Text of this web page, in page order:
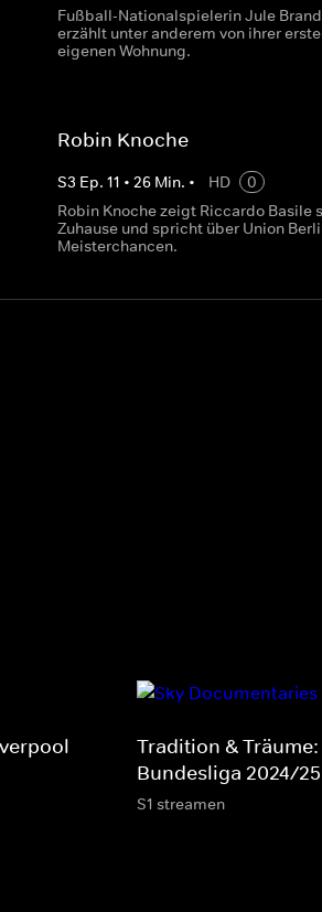
Fußball-Nationalspielerin Jule Brand
erzählt unter anderem von ihrer
eigenen Wohnung.
Robin Knoche
S3 Ep. 11 • 26Min. • HD
0
Robin Knoche zeigt Riccardo Basile
Zuhause und spricht über Union
Meisterchancen.
Tradition & Träume:
Bundesliga 2024/25
S1 streamen